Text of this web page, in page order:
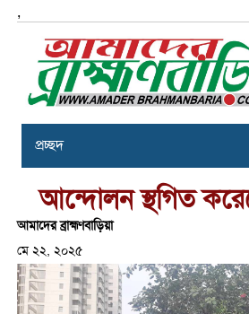
,
প্রচ্ছদ
আন্দোলন স্থগিত
আমাদের ব্রাহ্মণবাড়িয়া
মে ২২, ২০২৫